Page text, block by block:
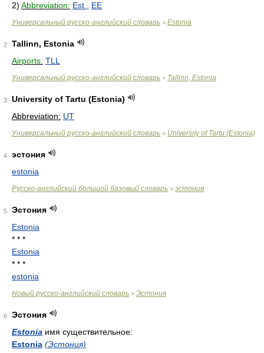
2) Abbreviation: Est. EE
Универсальный русско-английский словарь > Estonia
2
Tallinn, Estonia
Airports: TLL
Универсальный русско-английский словарь > Tallinn, Estonia
3
University of Tartu (Estonia)
Abbreviation: UT
Универсальный русско-английский словарь > University of Tartu (Estonia)
4
эстония
estonia
Русско-английский большой базовый словарь > эстония
5
Эстония
Estonia
* * *
Estonia
* * *
estonia
Новый русско-английский словарь > Эстония
6
Эстония
Estonia имя существительное:
Estonia (Эстония)